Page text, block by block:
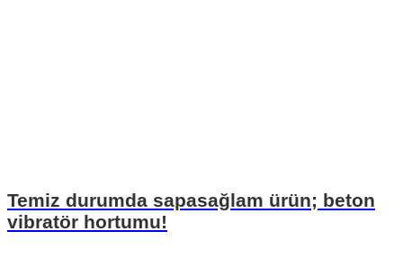
Temiz durumda sapasağlam ürün; beton
vibratör hortumu!